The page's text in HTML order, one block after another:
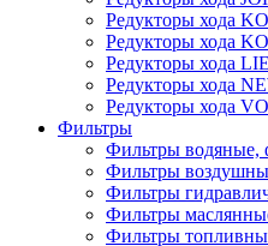
Редукторы хода
Редукторы хода
Редукторы хода
Редукторы хода
Редукторы хода
Фильтры
Фильтры водяные,
Фильтры
Фильтры
Фильтры
Фильтры